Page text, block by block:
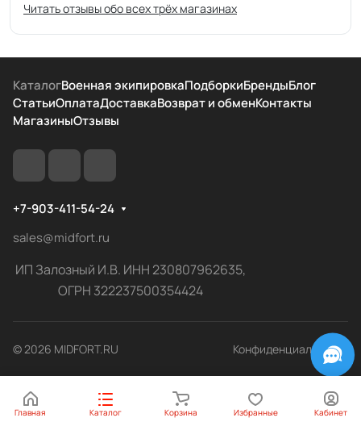
Читать отзывы обо всех трёх магазинах
КаталогВоенная экипировкаПодборкиБрендыБлог
СтатьиОплатаДоставкаВозврат и обменКонтакты
МагазиныОтзывы
+7-903-411-54-24
sales@midfort.ru
ИП Залозный И.В. ИНН 230807962635,
ОГРН 322237500354424
© 2026 MIDFORT.RU Конфиденциальность
Главная Каталог Корзина Избранные Кабинет